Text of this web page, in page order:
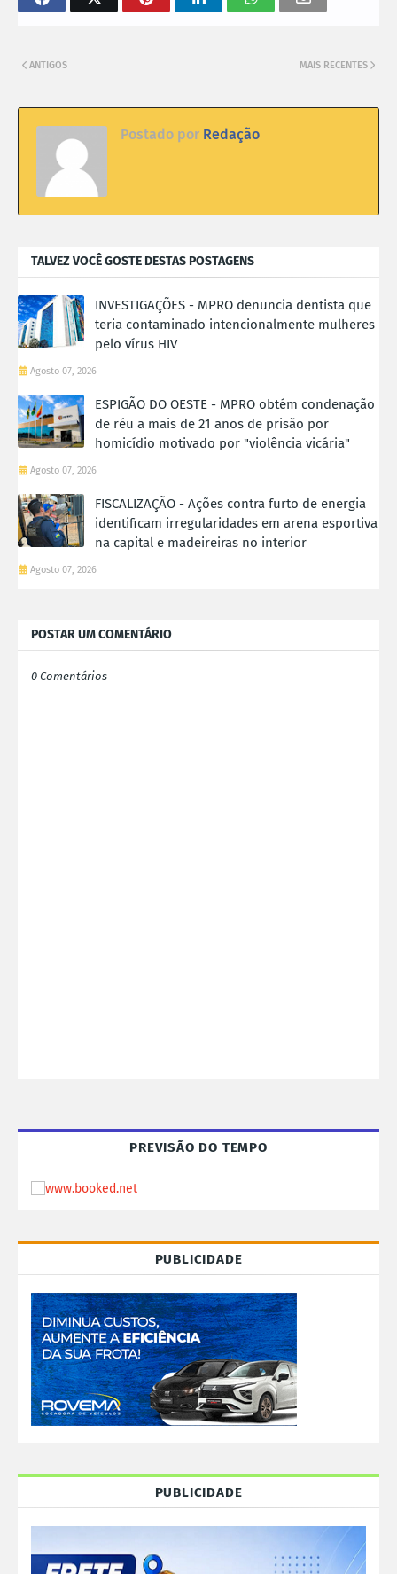
MAIS RECENTES
ANTIGOS
Postado por Redação
TALVEZ VOCÊ GOSTE DESTAS POSTAGENS
INVESTIGAÇÕES - MPRO denuncia dentista que
teria contaminado intencionalmente mulheres
pelo vírus HIV
Agosto 07, 2026
ESPIGÃO DO OESTE - MPRO obtém condenação
de réu a mais de 21 anos de prisão por
homicídio motivado por "violência vicária"
Agosto 07, 2026
FISCALIZAÇÃO - Ações contra furto de energia
identificam irregularidades em arena esportiva
na capital e madeireiras no interior
Agosto 07, 2026
POSTAR UM COMENTÁRIO
0 Comentários
PREVISÃO DO TEMPO
PUBLICIDADE
PUBLICIDADE